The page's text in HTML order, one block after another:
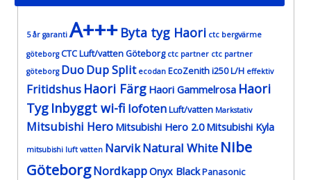
5 år garanti A+++ Byta tyg Haori ctc bergvärme
göteborg CTC Luft/vatten Göteborg ctc partner ctc partner
göteborg DuoDup Split ecodan EcoZenith i250 L/H effektiv
Fritidshus Haori Färg Haori Gammelrosa Haori
Tyg Inbyggt wi-fi lofotenLuft/vatten Markstativ
Mitsubishi Hero Mitsubishi Hero 2.0 Mitsubishi Kyla
mitsubishi luft vatten NarvikNatural White Nibe
GöteborgNordkappOnyx BlackPanasonic